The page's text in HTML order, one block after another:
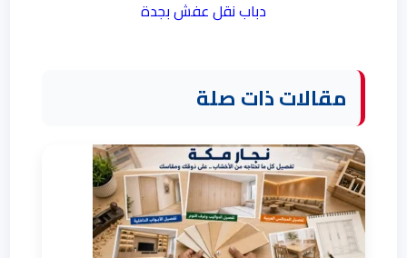
دباب نقل عفش بجدة
مقالات ذات صلة